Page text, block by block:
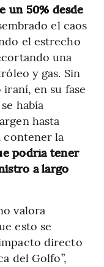
un 50% desde
el caos
el estrecho
una
y gas. Sin
en su fase
había
hasta
contener la
podría tener
a largo
valora
esto se
directo
del Golfo”,